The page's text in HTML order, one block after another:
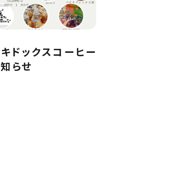
ドックスコーヒー
らせ